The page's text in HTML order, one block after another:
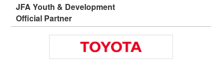
JFA Youth & Development
Official Partner